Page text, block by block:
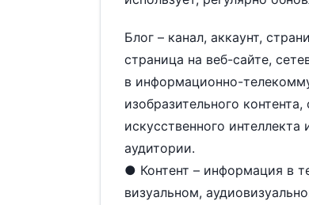
Блог – канал, аккаунт,
страница на веб-сайте,
в информационно-
изобразительного
искусственного
аудитории.
● Контент – информация в
визуальном,